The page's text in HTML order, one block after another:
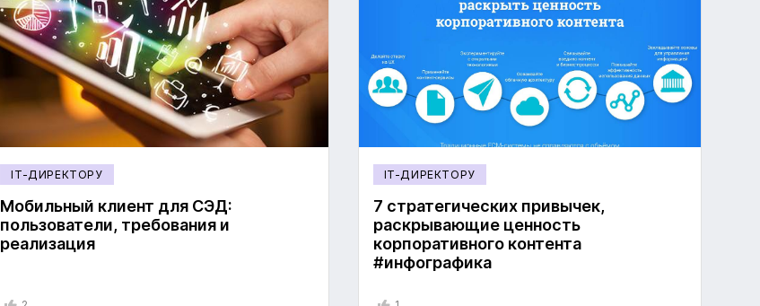
IT-ДИРЕКТОРУ
Мобильный клиент для СЭД:
пользователи, требования и
реализация
IT-ДИРЕКТОРУ
7 стратегических привычек,
раскрывающие ценность
корпоративного контента
#инфографика